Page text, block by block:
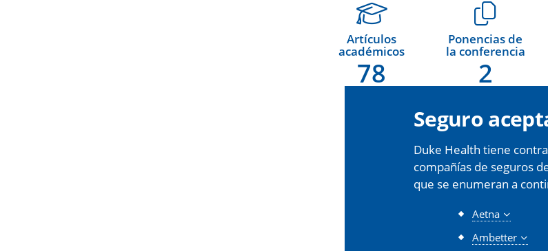
Artículos
académicos
78
Ponencias de
la conferencia
2
Seguro
Duke Health tiene
compañías de seguros
que se enumeran a
Aetna
Ambetter